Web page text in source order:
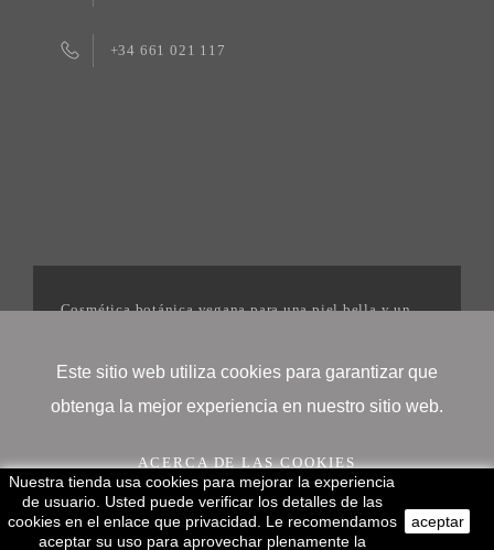
Nuestra tienda usa cookies para mejorar la experiencia
de usuario. Usted puede verificar los detalles de las
cookies en el enlace que privacidad. Le recomendamos
aceptar su uso para aprovechar plenamente la
aceptar
+34 661 021 117
Cosmética botánica vegana para una piel bella y un
Este sitio web utiliza cookies para garantizar que
obtenga la mejor experiencia en nuestro sitio web.
ACERCA DE LAS COOKIES
¡OK!